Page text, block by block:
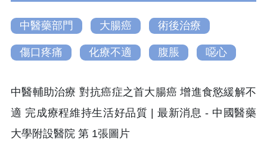
中醫藥部門 大腸癌 術後治療
傷口疼痛 化療不適 腹脹 噁心